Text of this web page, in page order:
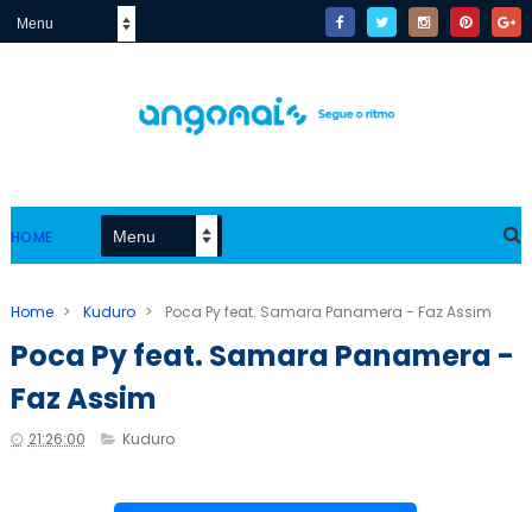
HOME
Home > Kuduro > Poca Py feat. Samara Panamera - Faz Assim
Poca Py feat. Samara Panamera -
Faz Assim
21:26:00 Kuduro